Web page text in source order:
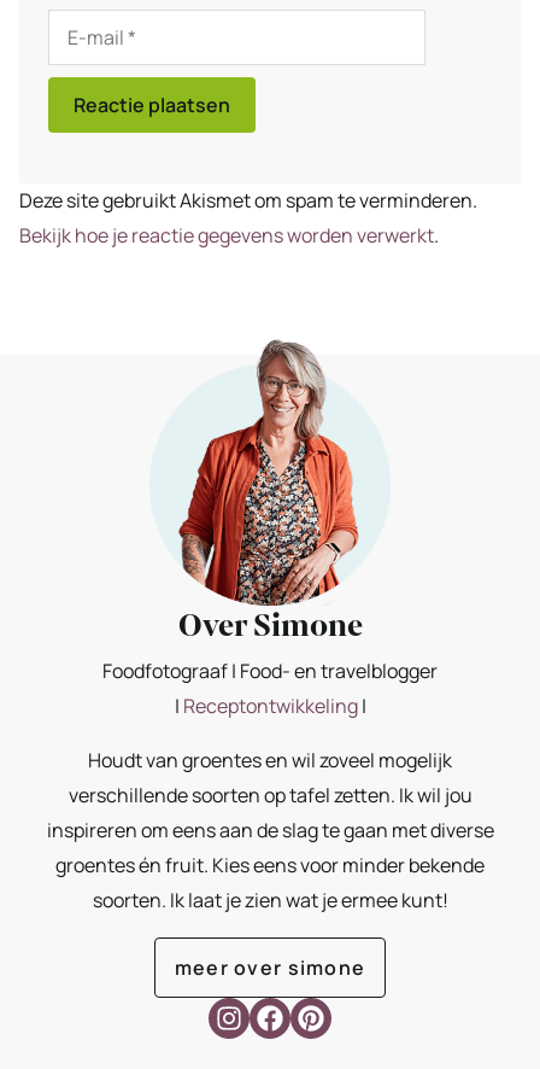
mail
Deze site gebruikt Akismet om spam te verminderen.
Bekijk hoe je reactie gegevens worden verwerkt.
Over Simone
Foodfotograaf | Food- en travelblogger
| Receptontwikkeling|
Houdt van groentes en wil zoveel mogelijk
verschillende soorten op tafel zetten. Ik wil jou
inspireren om eens aan de slag te gaan met diverse
groentes én fruit. Kies eens voor minder bekende
soorten. Ik laat je zien wat je ermee kunt!
meer over simone